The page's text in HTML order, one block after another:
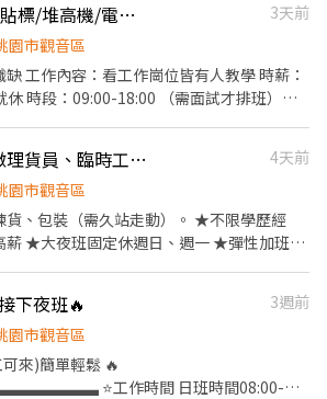
觀音物流倉儲/加工貼標/堆高機/電動車多種職缺
3天前
園市觀音區
工作內容：看工作崗位皆有人教學 時薪：
18:00 （需面試才排班）謝
蝦皮🦐/觀音倉/急徵理貨員、臨時工/書審合格可立即上工～
4天前
園市觀音區
裝（需久站走動）。 ★不限學歷經
薪 ★大夜班固定休週日、週一 ★彈性加班，
03:00 時薪➡️215+檔期津貼（40～55）
音倉：桃園市觀音
下夜班🔥
3週前
園市觀音區
來)簡單輕鬆 🔥
⭐️工作時間 日班時間08:00-